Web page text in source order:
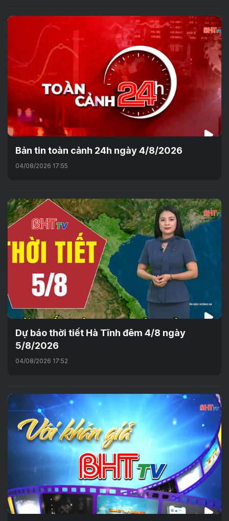
Bản tin toàn cảnh 24h ngày 4/8/2026
04/08/2026 17:55
Dự báo thời tiết Hà Tĩnh đêm 4/8 ngày
5/8/2026
04/08/2026 17:52